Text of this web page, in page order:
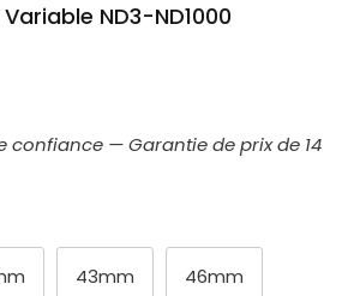
Variable ND3-ND1000
confiance — Garantie de prix de 14
43mm 46mm